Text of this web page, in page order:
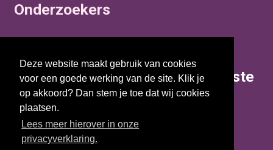
Deze website maakt gebruik van cookies
voor een goede werking van de site. Klik je
op akkoord? Dan stem je toe dat wij cookies
plaatsen.
Lees meer hierover in onze
privacyverklaring.
Onderzoekers
Op de hoogte blijven van de laatste
actualiteiten en onderzoeken?
Inschrijven voor de nieuwsbrief